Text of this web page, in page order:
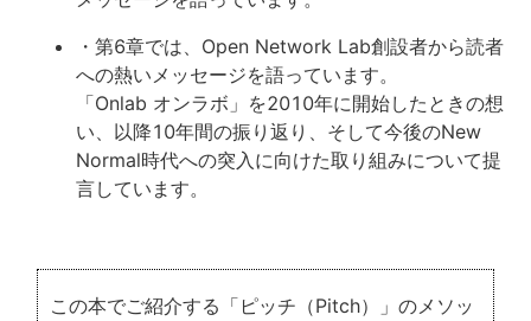
・第6章では、Open Network Lab創設者から読者
への熱いメッセージを語っています。
「Onlab オンラボ」を2010年に開始したときの想
い、以降10年間の振り返り、そして今後のNew
Normal時代への突入に向けた取り組みについて提
言しています。
この本でご紹介する「ピッチ（Pitch）」のメソッ